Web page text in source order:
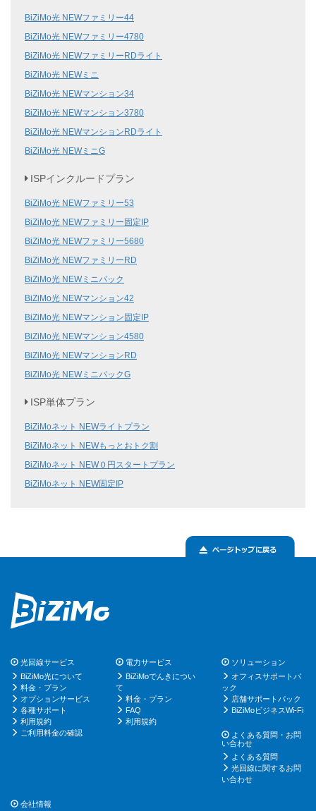
BiZiMo光 NEWファミリー44
BiZiMo光 NEWファミリー4780
BiZiMo光 NEWファミリーRDライト
BiZiMo光 NEWミニ
BiZiMo光 NEWマンション34
BiZiMo光 NEWマンション3780
BiZiMo光 NEWマンションRDライト
BiZiMo光 NEWミニG
ISPインクルードプラン
BiZiMo光 NEWファミリー53
BiZiMo光 NEWファミリー固定IP
BiZiMo光 NEWファミリー5680
BiZiMo光 NEWファミリーRD
BiZiMo光 NEWミニパック
BiZiMo光 NEWマンション42
BiZiMo光 NEWマンション固定IP
BiZiMo光 NEWマンション4580
BiZiMo光 NEWマンションRD
BiZiMo光 NEWミニパックG
ISP単体プラン
BiZiMoネット NEWライトプラン
BiZiMoネット NEWもっとおトク割
BiZiMoネット NEW０円スタートプラン
BiZiMoネット NEW固定IP
光回線サービス
BiZiMo光について
料金・プラン
オプションサービス
各種サポート
利用規約
ご利用料金の確認
電力サービス
BiZiMoでんきについ
て
料金・プラン
FAQ
利用規約
ソリューション
オフィスサポートパ
ック
店舗サポートパック
BiZiMoビジネスWi-Fi
よくある質問・お問
い合わせ
よくある質問
光回線に関するお問
い合わせ
会社情報